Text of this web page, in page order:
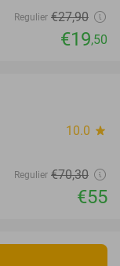
Regulier €27,90
€19,50
10.0 star
Regulier €70,30
€55